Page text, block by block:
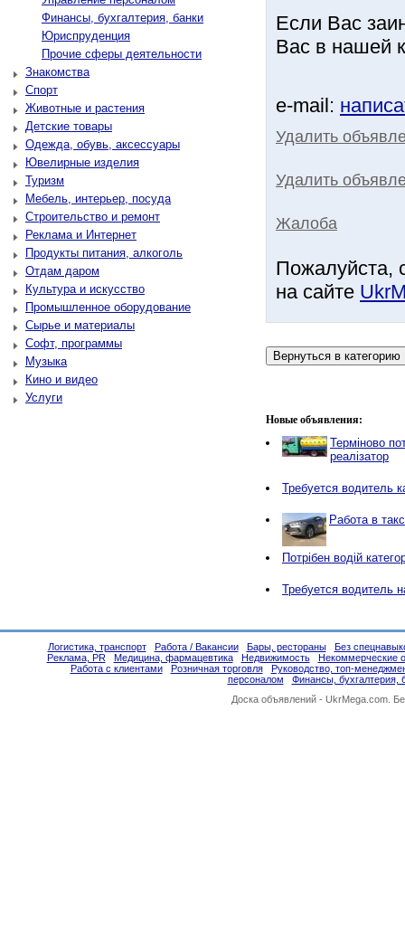
Финансы, бухгалтерия, банки
Юриспруденция
Прочие сферы деятельности
Знакомства
Спорт
Животные и растения
Детские товары
Одежда, обувь, аксессуары
Ювелирные изделия
Туризм
Мебель, интерьер, посуда
Строительство и ремонт
Реклама и Интернет
Продукты питания, алкоголь
Отдам даром
Культура и искусство
Промышленное оборудование
Сырье и материалы
Софт, программы
Музыка
Кино и видео
Услуги
Если Вас
Вас в нашей
e-mail:
Удалить
Удалить
Жалоба
Пожалуйста,
на сайте
Новые объявления:
Терміново
реалізатор
Требуется водитель
Работа в
Потрібен водій
Требуется водитель
Логистика, транспорт Работа / Вакансии Бары, рестораны
Без
Реклама, PR
Медицина, фармацевтика Недвижимость
Некоммерческие
Работа с клиентами
Розничная торговля
Руководство, топ-
персоналом
Финансы, бухгалтерия,
Доска объявлений - UkrMega.com.